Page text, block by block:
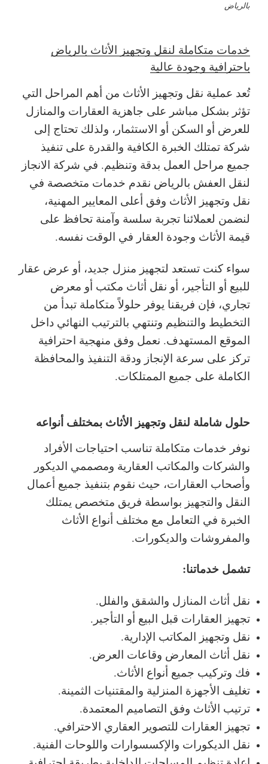
بالرياض
خدمات متكاملة لنقل وتجهيز الأثاث بالرياض
باحترافية وجودة عالية
تُعد عملية نقل وتجهيز الأثاث من أهم المراحل التي
تؤثر بشكل مباشر على جاهزية العقارات والمنازل
للعرض أو السكن أو الاستثمار، ولذلك تحتاج إلى
شركة تمتلك الخبرة الكافية والقدرة على تنفيذ
جميع مراحل العمل بدقة وتنظيم. في شركة الانجاز
لنقل العفش بالرياض نقدم خدمات متخصصة في
نقل وتجهيز الأثاث وفق أعلى المعايير المهنية،
لنضمن لعملائنا تجربة سلسة وآمنة تحافظ على
قيمة الأثاث وجودة العقار في الوقت نفسه.
سواء كنت تستعد لتجهيز منزل جديد، أو عرض عقار
للبيع أو التأجير، أو نقل أثاث مكتب أو معرض
تجاري، فإن فريقنا يوفر حلولاً متكاملة تبدأ من
التخطيط والتنظيم وتنتهي بالترتيب النهائي داخل
الموقع المستهدف. نعمل وفق منهجية احترافية
تركز على سرعة الإنجاز ودقة التنفيذ والمحافظة
الكاملة على جميع الممتلكات.
حلول شاملة لنقل وتجهيز الأثاث بمختلف أنواعه
نوفر خدمات متكاملة تناسب احتياجات الأفراد
والشركات والمكاتب العقارية ومصممي الديكور
وأصحاب العقارات، حيث نقوم بتنفيذ جميع أعمال
النقل والتجهيز بواسطة فريق متخصص يمتلك
الخبرة في التعامل مع مختلف أنواع الأثاث
والمفروشات والديكورات.
تشمل خدماتنا:
نقل أثاث المنازل والشقق والفلل.
تجهيز العقارات قبل البيع أو التأجير.
نقل وتجهيز المكاتب الإدارية.
نقل أثاث المعارض وقاعات العرض.
فك وتركيب جميع أنواع الأثاث.
تغليف الأجهزة المنزلية والمقتنيات الثمينة.
ترتيب الأثاث وفق التصاميم المعتمدة.
تجهيز العقارات للتصوير العقاري الاحترافي.
نقل الديكورات والإكسسوارات واللوحات الفنية.